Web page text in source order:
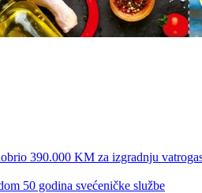
390.000 KM za izgradnju
50 godina svećeničke službe